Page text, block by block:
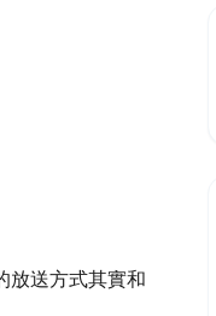
放送方式其實和